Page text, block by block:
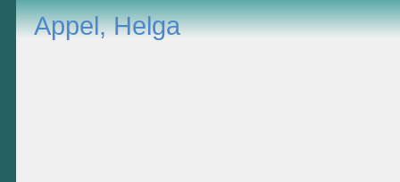
Appel, Helga